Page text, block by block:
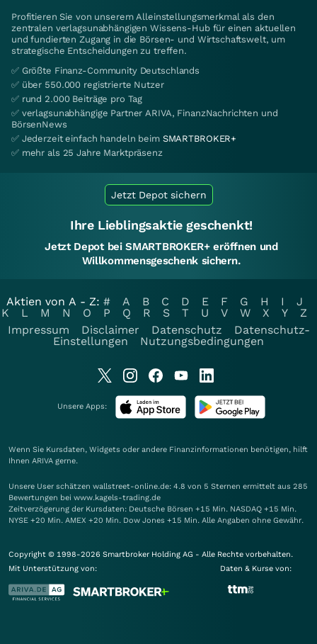
Profitieren Sie von unserem Alleinstellungsmerkmal als den
zentralen verlagsunabhängigen Wissens-Hub für einen aktuellen
und fundierten Zugang in die Börsen- und Wirtschaftswelt, um
strategische Entscheidungen zu treffen.
✅ Größte Finanz-Community Deutschlands
✅ über 550.000 registrierte Nutzer
✅ rund 2.000 Beiträge pro Tag
✅ verlagsunabhängige Partner ARIVA, FinanzNachrichten und
BörsenNews
✅ Jederzeit einfach handeln beim SMARTBROKER+
✅ mehr als 25 Jahre Marktpräsenz
Jetzt Depot sichern
Ihre Lieblingsaktie geschenkt!
Jetzt Depot bei SMARTBROKER+ eröffnen und
Willkommensgeschenk sichern.
Aktien von A - Z: # A B C D E F G H I
J
K
L M N O P Q R S T U V W X Y
Z
Impressum
Disclaimer Datenschutz
Datenschutz-
Einstellungen
Nutzungsbedingungen
Unsere Apps:
Wenn Sie Kursdaten, Widgets oder andere Finanzinformationen benötigen, hilft
Ihnen ARIVA gerne.
Unsere User schätzen wallstreet-online.de: 4.8 von 5 Sternen ermittelt aus 285
Bewertungen bei www.kagels-trading.de
Zeitverzögerung der Kursdaten: Deutsche Börsen +15 Min. NASDAQ +15 Min.
NYSE +20 Min. AMEX +20 Min. Dow Jones +15 Min. Alle Angaben ohne Gewähr.
Copyright © 1998-2026 Smartbroker Holding AG - Alle Rechte vorbehalten.
Mit Unterstützung von:
Daten & Kurse von: